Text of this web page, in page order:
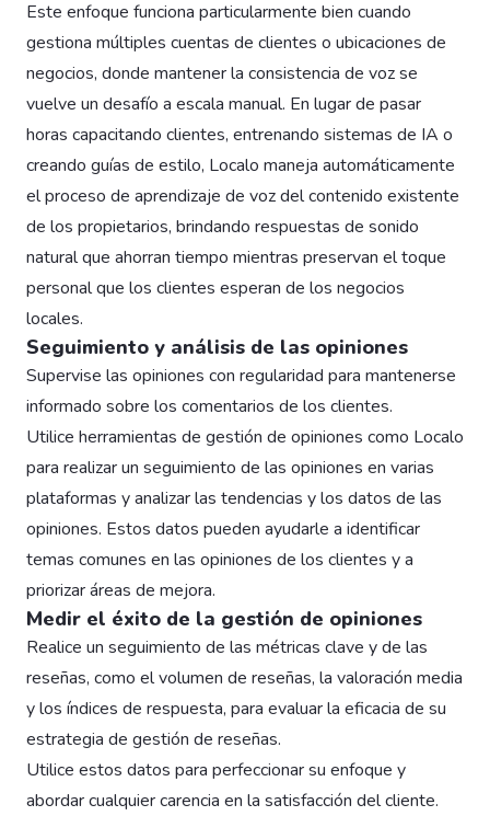
Este enfoque funciona particularmente bien cuando
gestiona múltiples cuentas de clientes o ubicaciones de
negocios, donde mantener la consistencia de voz se
vuelve un desafío a escala manual. En lugar de pasar
horas capacitando clientes, entrenando sistemas de IA o
creando guías de estilo, Localo maneja automáticamente
el proceso de aprendizaje de voz del contenido existente
de los propietarios, brindando respuestas de sonido
natural que ahorran tiempo mientras preservan el toque
personal que los clientes esperan de los negocios
locales.
Seguimiento y análisis de las opiniones
Supervise las opiniones con regularidad para mantenerse
informado sobre los comentarios de los clientes.
Utilice herramientas de gestión de opiniones como Localo
para realizar un seguimiento de las opiniones en varias
plataformas y analizar las tendencias y los datos de las
opiniones. Estos datos pueden ayudarle a identificar
temas comunes en las opiniones de los clientes y a
priorizar áreas de mejora.
Medir el éxito de la gestión de opiniones
Realice un seguimiento de las métricas clave y de las
reseñas, como el volumen de reseñas, la valoración media
y los índices de respuesta, para evaluar la eficacia de su
estrategia de gestión de reseñas.
Utilice estos datos para perfeccionar su enfoque y
abordar cualquier carencia en la satisfacción del cliente.